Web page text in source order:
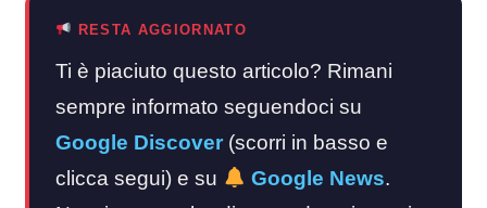
RESTA AGGIORNATO
Ti è piaciuto questo articolo? Rimani
sempre informato seguendoci su
Google Discover (scorri in basso e
clicca segui) e su
Google News.